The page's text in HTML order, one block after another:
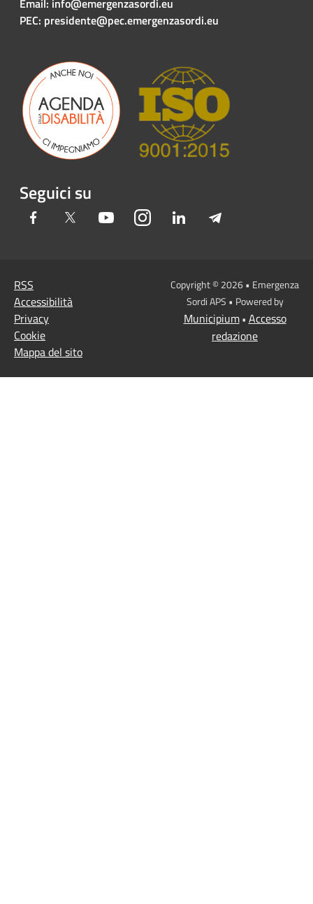
Email: info@emergenzasordi.eu
PEC: presidente@pec.emergenzasordi.eu
Seguici su
Facebook Twitter YoutubeInstagram LinkedIn
RSS
Accessibilità
Privacy
Cookie
Mappa del sito
Copyright © 2026 • Emergenza
Sordi APS • Powered by
Municipium• Accesso
redazione